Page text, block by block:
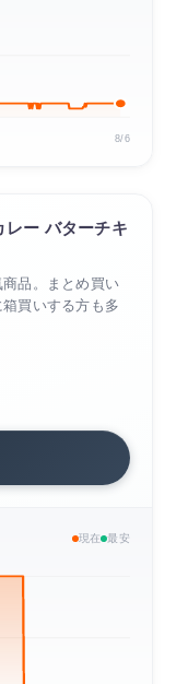
8/6
ー バターチキ
品。まとめ買い
買いする方も多
現在 最安